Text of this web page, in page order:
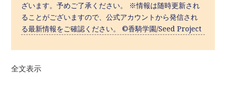
ざいます。予めご了承ください。 ※情報は随時更新され
ることがございますので、公式アカウントから発信され
る最新情報をご確認ください。 ©香騎学園/Seed Project
全文表示